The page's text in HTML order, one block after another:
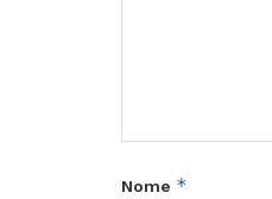
Nome *